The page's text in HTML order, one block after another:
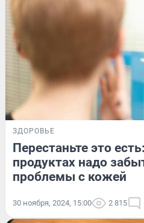
ЗДОРОВЬЕ
Перестаньте это
продуктах надо
проблемы с кожей
30 ноября, 2024, 15:00 2 815